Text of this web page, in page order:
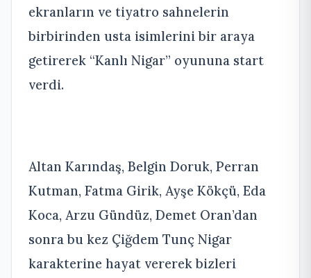
ekranların ve tiyatro sahnelerin
birbirinden usta isimlerini bir araya
getirerek “Kanlı Nigar” oyununa start
verdi.
Altan Karındaş, Belgin Doruk, Perran
Kutman, Fatma Girik, Ayşe Kökçü, Eda
Koca, Arzu Gündüz, Demet Oran’dan
sonra bu kez Çiğdem Tunç Nigar
karakterine hayat vererek bizleri